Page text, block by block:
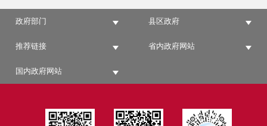
政府部门 县区政府
推荐链接 省内政府网站
国内政府网站